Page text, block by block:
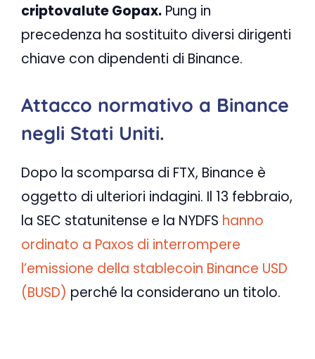
criptovalute Gopax. Pung in
precedenza ha sostituito diversi dirigenti
chiave con dipendenti di Binance.
Attacco normativo a Binance
negli Stati Uniti.
Dopo la scomparsa di FTX, Binance è
oggetto di ulteriori indagini. Il 13 febbraio,
la SEC statunitense e la NYDFS hanno
ordinato a Paxos di interrompere
l’emissione della stablecoin Binance USD
(BUSD) perché la considerano un titolo.